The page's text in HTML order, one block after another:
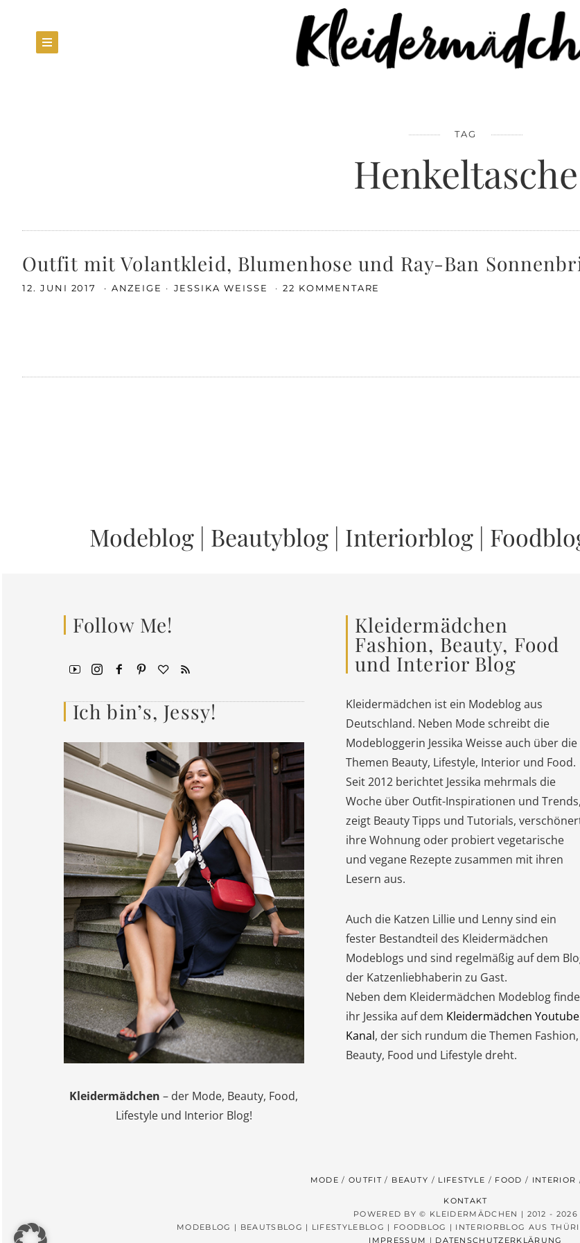
TAG
Henkeltasche
Outfit mit Volantkleid, Blumenhose und Ray-Ban
12. JUNI 2017 ANZEIGE JESSIKA WEISSE 22 KOMMENTARE
Modeblog | Beautyblog | Interiorblog |
Follow Me!
Ich bin’s, Jessy!
Kleidermädchen – der Mode, Beauty, Food,
Lifestyle und Interior Blog!
Kleidermädchen
Fashion, Beauty, Food
und Interior Blog
Kleidermädchen ist ein Modeblog aus
Deutschland. Neben Mode schreibt die
Modebloggerin Jessika Weisse auch über die
Themen Beauty, Lifestyle, Interior und Food.
Seit 2012 berichtet Jessika mehrmals die
Woche über Outfit-Inspirationen und Trends,
zeigt Beauty Tipps und Tutorials,
ihre Wohnung oder probiert vegetarische
und vegane Rezepte zusammen mit ihren
Lesern aus.
Auch die Katzen Lillie und Lenny sind ein
fester Bestandteil des Kleidermädchen
Modeblogs und sind regelmäßig auf dem
der Katzenliebhaberin zu Gast.
Neben dem Kleidermädchen Modeblog
ihr Jessika auf dem Kleidermädchen Youtube
Kanal, der sich rundum die Themen Fashion,
Beauty, Food und Lifestyle dreht.
MODE OUTFIT BEAUTY LIFESTYLE FOOD INTERIOR
KONTAKT
POWERED BY © KLEIDERMÄDCHEN | 2012 - 2026
MODEBLOG | BEAUTSBLOG | LIFESTYLEBLOG | FOODBLOG | INTERIORBLOG AUS
IMPRESSUM | DATENSCHUTZERKLÄRUNG